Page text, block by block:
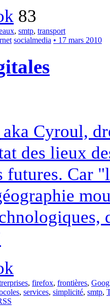
83
, smtp, transport
socialmedia • 17 mars 2010
Cyroul,
des lieux
futures. Car
, firefox, frontières,
, services, simplicité, smtp,